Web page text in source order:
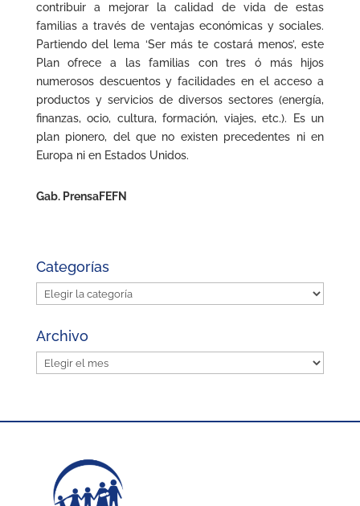
contribuir a mejorar la calidad de vida de estas
familias a través de ventajas económicas y sociales.
Partiendo del lema ‘Ser más te costará menos’, este
Plan ofrece a las familias con tres ó más hijos
numerosos descuentos y facilidades en el acceso a
productos y servicios de diversos sectores (energía,
finanzas, ocio, cultura, formación, viajes, etc.). Es un
plan pionero, del que no existen precedentes ni en
Europa ni en Estados Unidos.
Gab. PrensaFEFN
Categorías
Categorías
Archivo
Archivo